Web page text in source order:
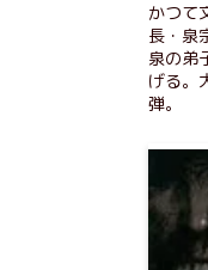
かつて
長・泉
泉の弟
げる。
弾。